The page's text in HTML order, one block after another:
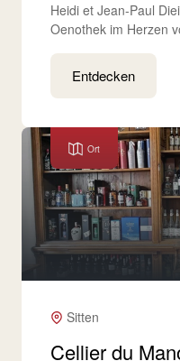
Heidi et Jean-Paul
Oenothek im Herzen
Entdecken
Ort
Sitten
Cellier du